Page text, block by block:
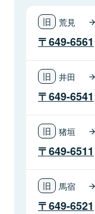
荒見
649-6561
井田
649-6541
猪垣
649-6511
馬宿
649-6521